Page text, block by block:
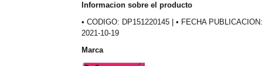
Informacion sobre el producto
• CODIGO: DP151220145 | • FECHA PUBLICACION:
2021-10-19
Marca